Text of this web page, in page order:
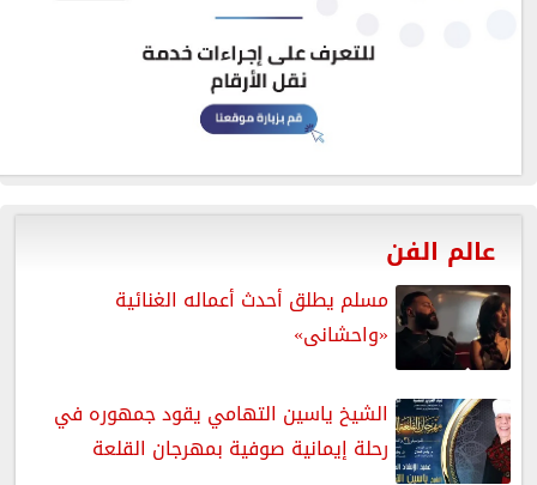
عالم الفن
مسلم يطلق أحدث أعماله الغنائية
«واحشانى»
الشيخ ياسين التهامي يقود جمهوره في
رحلة إيمانية صوفية بمهرجان القلعة